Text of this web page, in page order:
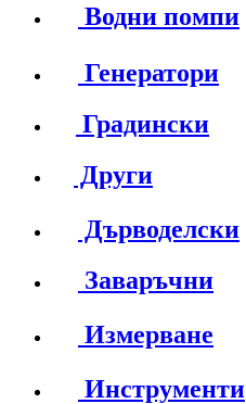
Водни помпи
Генератори
Градински
Други
Дърводелски
Заваръчни
Измерване
Инструменти